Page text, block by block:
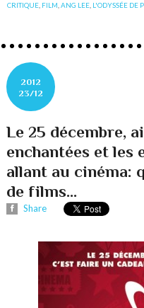
CRITIQUE FILM ,ANG LEE L'ODYSSÉE DE
2012
23/12
Le 25 décembre,
enchantées et les
allant au cinéma:
de films...
Share